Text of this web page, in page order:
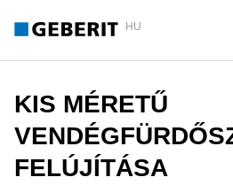
HU
KIS MÉRETŰ
FELÚJÍTÁSA